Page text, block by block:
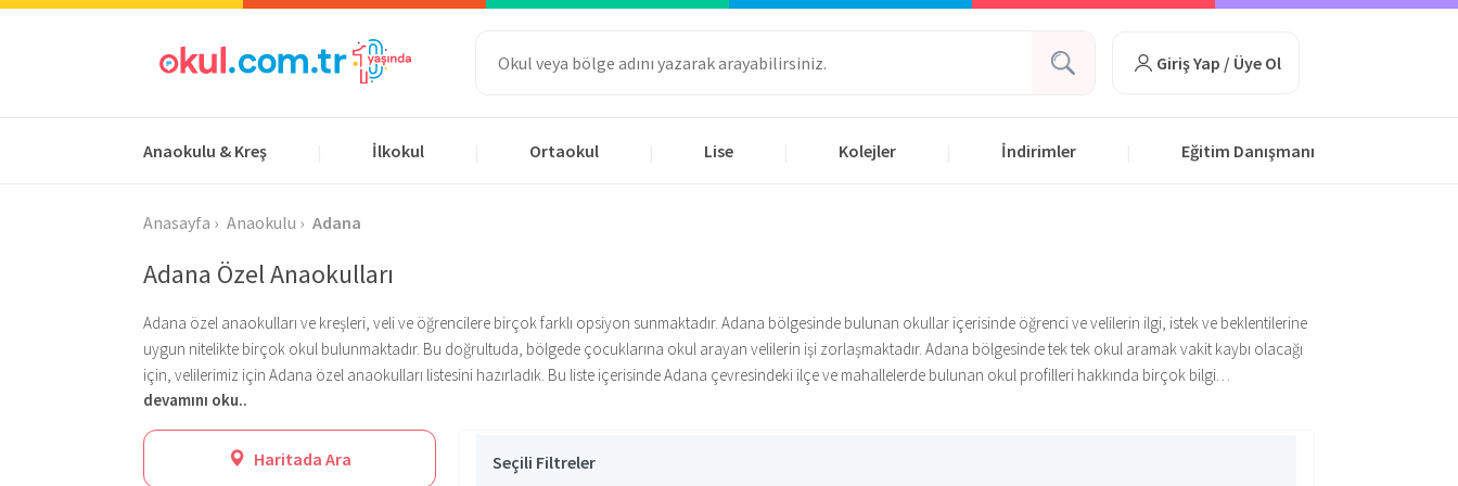
Giriş Yap / Üye Ol
Anaokulu & Kreş İlkokul Ortaokul Lise Kolejler İndirimler Eğitim Danışmanı
Anasayfa Anaokulu Adana
Adana Özel Anaokulları
Adana özel anaokulları ve kreşleri, veli ve öğrencilere birçok farklı opsiyon sunmaktadır. Adana bölgesinde bulunan okullar içerisinde öğrenci ve velilerin ilgi, istek ve beklentilerine
uygun nitelikte birçok okul bulunmaktadır. Bu doğrultuda, bölgede çocuklarına okul arayan velilerin işi zorlaşmaktadır. Adana bölgesinde tek tek okul aramak vakit kaybı olacağı
için, velilerimiz için Adana özel anaokulları listesini hazırladık. Bu liste içerisinde Adana çevresindeki ilçe ve mahallelerde bulunan okul profilleri hakkında birçok bilgi
bulunmaktadır. Bu okullar arasından veliler için en uygun olan okulu bulmak için Okul.com.tr olarak sunduğumuz bu kolaylık sayesinde veliler, istekleri doğrultusunda okulları
filtreleyebilir ve zamandan tasarruf edebilirler.
Adana bölgesinde birçok özel anaokulu, kreş ve gündüz bakımevleri bulunmaktadır. Eğitim hayatının belki de en önemli dönemi olan okul öncesi eğitimin verildiği bu okullar,
sundukları program sayesinde öğrencilere birçok imkan sunarken onlara sosyal, kültürel, sportif ve fiziksel alanlarda başarı sağlamaktadır. Bunun yanı sıra verdikleri temel eğitim
ile akademik olarak bir başarı da sunmaktadır. Hazırladığımız liste içerisinde Adana bölgesindeki özel anaokulu, kreş ve gündüz bakımevleri hakkında daha detaylı bilgiye ulaşırken
devamını oku..
Haritada Ara Seçili Filtreler